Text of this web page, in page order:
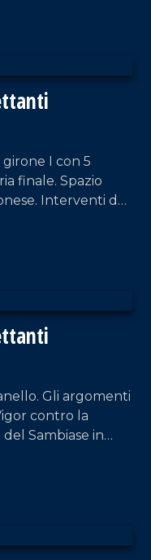
I con 5
finale. Spazio
Interventi da
della
Gli argomenti
contro la
Sambiase in